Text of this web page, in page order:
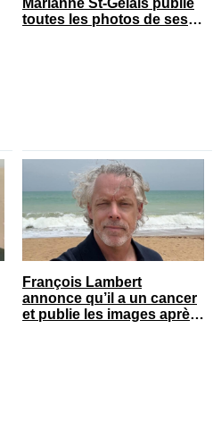
Marianne St-Gelais publie
toutes les photos de ses
François Lambert
annonce qu’il a un cancer
et publie les images après